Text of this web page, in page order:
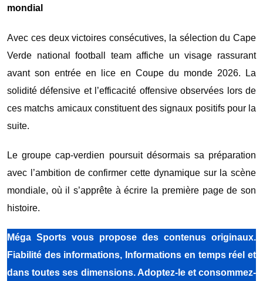
mondial
Avec ces deux victoires consécutives, la sélection du Cape
Verde national football teamaffiche un visage rassurant
avant son entrée en lice en Coupe du monde 2026. La
solidité défensive et l’efficacité offensive observées lors de
ces matchs amicaux constituent des signaux positifs pour la
suite.
Le groupe cap-verdien poursuit désormais sa préparation
avec l’ambition de confirmer cette dynamique sur la scène
mondiale, où il s’apprête à écrire la première page de son
histoire.
Méga Sports vous propose des contenus originaux.
Fiabilité des informations, Informations en temps réel et
dans toutes ses dimensions. Adoptez-le et consommez-